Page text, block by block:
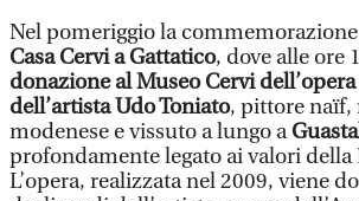
Nel pomeriggio la commemorazione
Casa Cervi a Gattatico, dove alle ore
donazione al Museo Cervi dell’opera
dell’artista Udo Toniato, pittore naïf,
modenese e vissuto a lungo a
profondamente legato ai valori della
L’opera, realizzata nel 2009, viene